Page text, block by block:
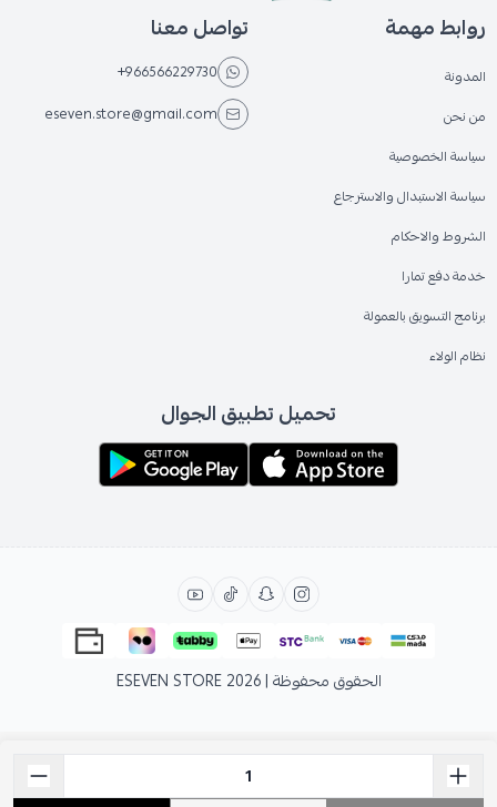
روابط مهمة
المدونة
من نحن
سياسة الخصوصية
سياسة الاستبدال والاسترجاع
الشروط والاحكام
خدمة دفع تمارا
برنامج التسويق بالعمولة
نظام الولاء
تواصل معنا
+966566229730
eseven.store@gmail.com
تحميل تطبيق الجوال
الحقوق محفوظة | 2026 ESEVEN STORE